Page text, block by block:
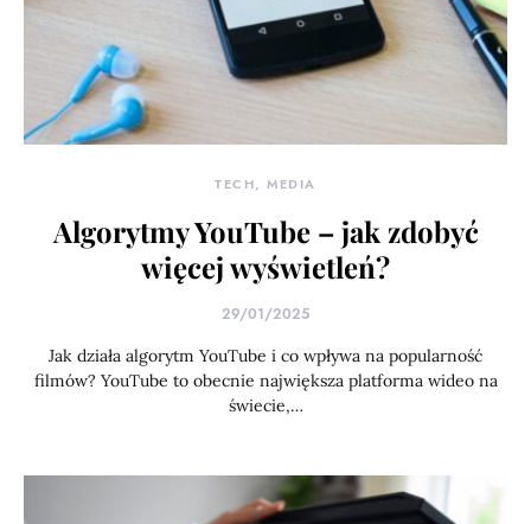
TECH, MEDIA
Algorytmy YouTube – jak zdobyć
więcej wyświetleń?
29/01/2025
Jak działa algorytm YouTube i co wpływa na popularność
filmów? YouTube to obecnie największa platforma wideo na
świecie,…